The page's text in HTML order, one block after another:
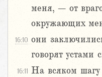
меня, – от
окружающих
16:10 они
говорят устами
16:11 На всяком